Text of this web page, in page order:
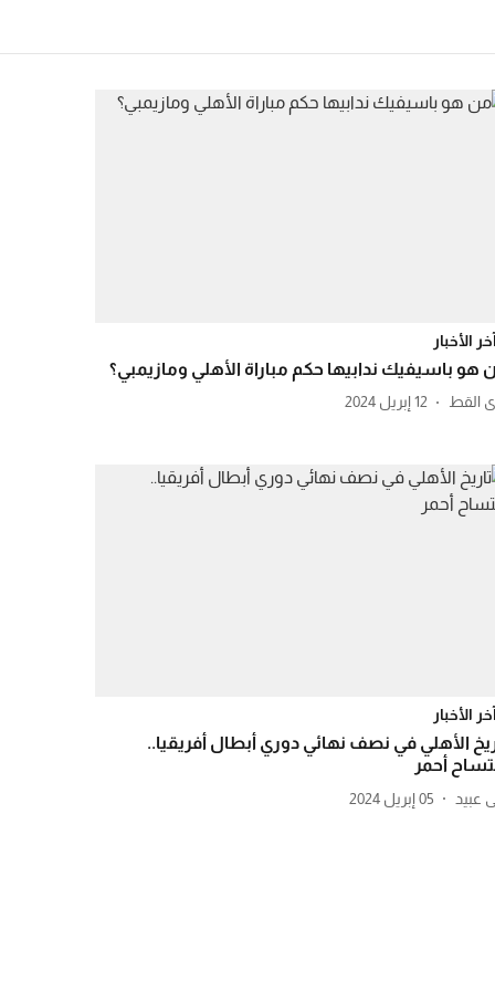
آخر الأخبار
هو ‏باسيفيك ندابيها حكم مباراة الأهلي ومازيمبي؟
القط 12 إبريل 2024
آخر الأخبار
الأهلي في نصف نهائي دوري أبطال أفريقيا..
أحمر
05 إبريل 2024